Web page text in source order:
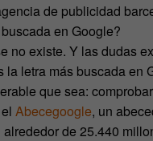
de publicidad
en Google?
no existe. Y las dudas
letra más buscada en
que sea:
Abecegoogle, un
de 25.440